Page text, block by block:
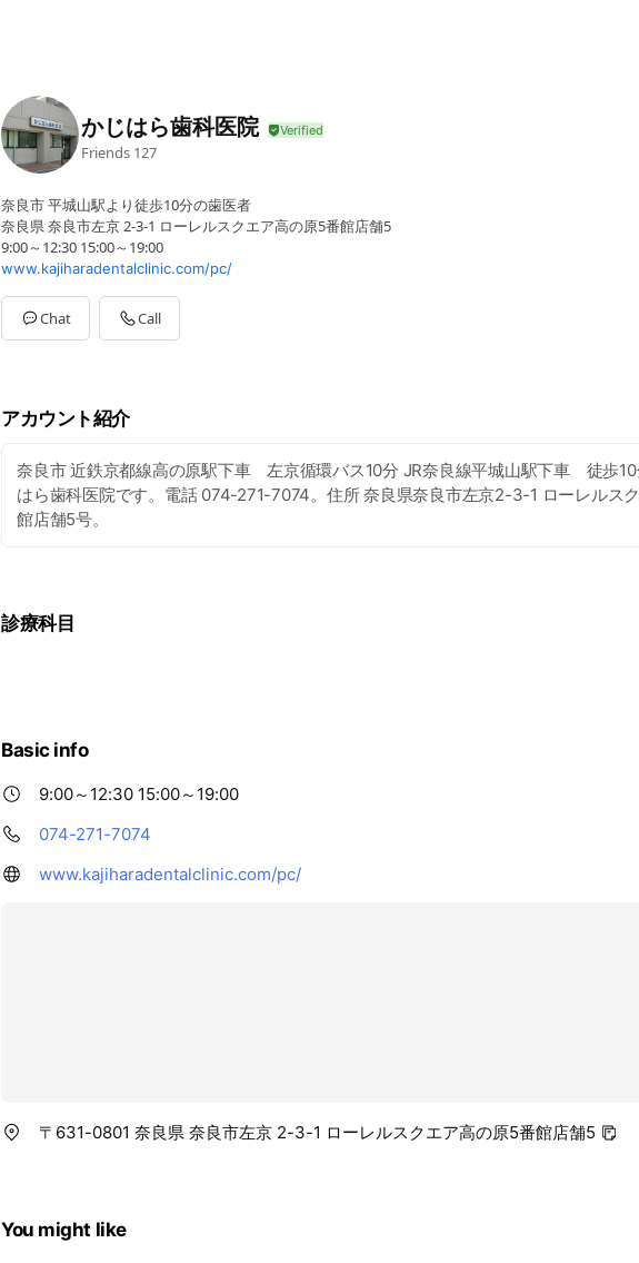
かじはら歯科医院
Friends 127
奈良市 平城山駅より徒歩10分の歯医者
奈良県 奈良市左京 2-3-1 ローレルスクエア高の原5番館店舗5
9:00～12:30 15:00～19:00
www.kajiharadentalclinic.com/pc/
Chat Call
アカウント紹介
奈良市 近鉄京都線高の原駅下車 左京循環バス10分 JR奈良線平城山駅下車 徒歩10
はら歯科医院です。電話 074-271-7074。住所 奈良県奈良市左京2-3-1 ローレルス
館店舗5号。
診療科目
Basic info
9:00～12:30 15:00～19:00
074-271-7074
www.kajiharadentalclinic.com/pc/
〒631-0801 奈良県 奈良市左京 2-3-1 ローレルスクエア高の原5番館店舗5
You might like